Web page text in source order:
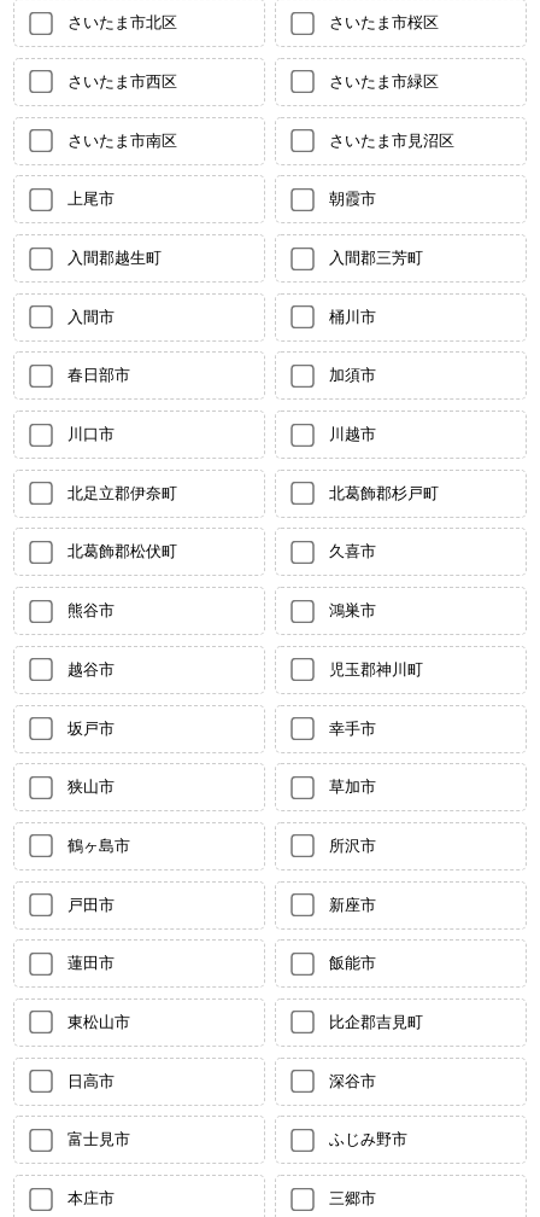
さいたま市北区 さいたま市桜区
さいたま市西区 さいたま市緑区
さいたま市南区 さいたま市見沼区
上尾市 朝霞市
入間郡越生町 入間郡三芳町
入間市 桶川市
春日部市 加須市
川口市 川越市
北足立郡伊奈町 北葛飾郡杉戸町
北葛飾郡松伏町 久喜市
熊谷市 鴻巣市
越谷市 児玉郡神川町
坂戸市 幸手市
狭山市 草加市
鶴ヶ島市 所沢市
戸田市 新座市
蓮田市 飯能市
東松山市 比企郡吉見町
日高市 深谷市
富士見市 ふじみ野市
本庄市 三郷市